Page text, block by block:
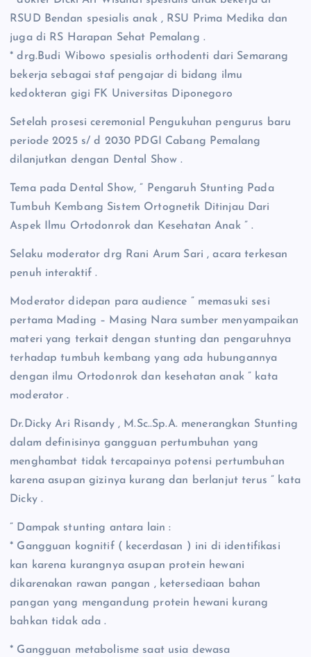
RSUD Bendan spesialis anak , RSU Prima Medika dan
juga di RS Harapan Sehat Pemalang .
* drg.Budi Wibowo spesialis orthodenti dari Semarang
bekerja sebagai staf pengajar di bidang ilmu
kedokteran gigi FK Universitas Diponegoro
Setelah prosesi ceremonial Pengukuhan pengurus baru
periode 2025 s/ d 2030 PDGI Cabang Pemalang
dilanjutkan dengan Dental Show .
Tema pada Dental Show, ” Pengaruh Stunting Pada
Tumbuh Kembang Sistem Ortognetik Ditinjau Dari
Aspek Ilmu Ortodonrok dan Kesehatan Anak ” .
Selaku moderator drg Rani Arum Sari , acara terkesan
penuh interaktif .
Moderator didepan para audience ” memasuki sesi
pertama Mading – Masing Nara sumber menyampaikan
materi yang terkait dengan stunting dan pengaruhnya
terhadap tumbuh kembang yang ada hubungannya
dengan ilmu Ortodonrok dan kesehatan anak ” kata
moderator .
Dr.Dicky Ari Risandy , M.Sc..Sp.A. menerangkan Stunting
dalam definisinya gangguan pertumbuhan yang
menghambat tidak tercapainya potensi pertumbuhan
karena asupan gizinya kurang dan berlanjut terus ” kata
Dicky .
” Dampak stunting antara lain :
* Gangguan kognitif ( kecerdasan ) ini di identifikasi
kan karena kurangnya asupan protein hewani
dikarenakan rawan pangan , ketersediaan bahan
pangan yang mengandung protein hewani kurang
bahkan tidak ada .
* Gangguan metabolisme saat usia dewasa